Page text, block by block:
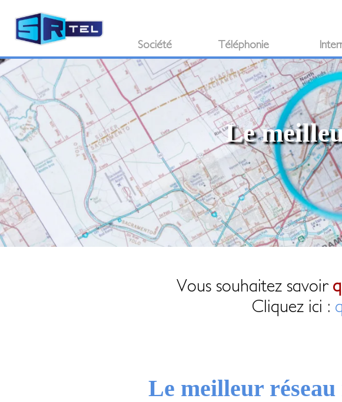
Société Téléphonie
Le
Vous souhaitez savoir
Cliquez ici :
Le meilleur